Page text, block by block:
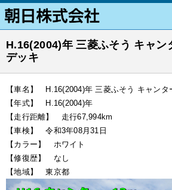
H.16(2004)年 三菱ふそう キャン
デッキ
【車名】 H.16(2004)年 三菱ふそう キャンタ
【年式】 H.16(2004)年
【走行距離】 走行67,994km
【車検】 令和3年08月31日
【カラー】 ホワイト
【修復歴】 なし
【地域】 東京都